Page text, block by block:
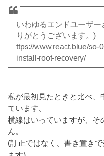
いわゆるエンドユーザ
りがとうございます。)
ttps://www.react.blue/so-
install-root-recovery/
私が最初見たときと比べ、
ています、
横線はいっていますが、そ
ん。
(訂正ではなく、書き置き